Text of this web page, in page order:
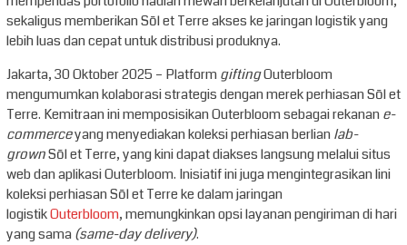
sekaligus memberikan Sōl et Terre akses ke jaringan logistik yang
lebih luas dan cepat untuk distribusi produknya.
Jakarta, 30 Oktober 2025 – PlatformgiftingOuterbloom
mengumumkan kolaborasi strategis dengan merek perhiasan Sōl et
Terre. Kemitraan ini memposisikan Outerbloom sebagai rekanane-
commerceyang menyediakan koleksi perhiasan berlianlab-
grownSōl et Terre, yang kini dapat diakses langsung melalui situs
web dan aplikasi Outerbloom. Inisiatif ini juga mengintegrasikan lini
koleksi perhiasan Sōl et Terre ke dalam jaringan
logistikOuterbloom, memungkinkan opsi layanan pengiriman di hari
yang sama(same-day delivery).